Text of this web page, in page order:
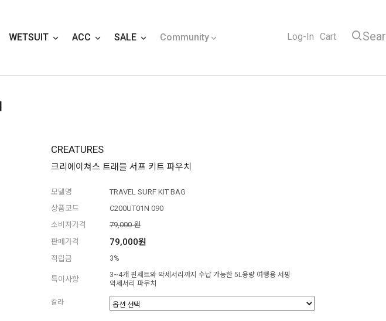
WETSUIT ACC SALE Community Log-In Cart
CREATURES
크리에이쳐스 트래블 서프 키트 파우치
모델명
TRAVEL SURF KIT BAG
상품코드
C200UT01N 090
소비자가격
79,000 원
판매가격
79,000원
적립금 3%
특이사항
3~4개 핀세트와 악세서리까지 수납 가능한 5L용량 여행용 서핑
악세서리 파우치
칼라